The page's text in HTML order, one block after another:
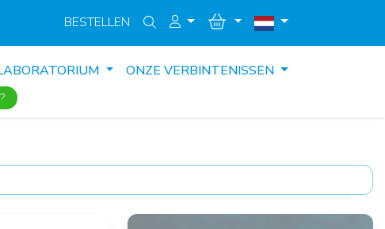
BESTELLEN
ONZE VERBINTENISSEN